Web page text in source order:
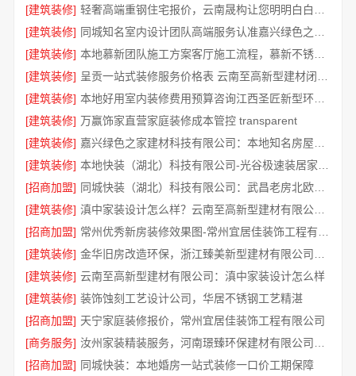
[建筑装修]
[建筑装修]
[建筑装修]
本地慕新团队施工方案客厅施工流程，慕新不锈钢拎包入住
[建筑装修]
[建筑装修]
本地好用室内装修费用预算咨询江西圣匠新型环保材料有限公司
[建筑装修] 万赢饰家直营家庭装修成本管控 transparent
[建筑装修]
[建筑装修]
[招商加盟]
同城快装（湖北）科技有限公司：武昌老房北欧风靠谱装修
[建筑装修]
滇中家装设计怎么样？云南至高新型建材有限公司实力口碑见证
[招商加盟]
[建筑装修]
[建筑装修] 云南至高新型建材有限公司：滇中家装设计怎么样
[建筑装修] 装饰蚀刻工艺设计公司，华居不锈钢工艺精湛
[招商加盟] 天宁家庭装修报价，常州宜居佳装饰工程有限公司
[商务服务]
[招商加盟] 同城快装：本地婚房一站式装修一口价工期保障